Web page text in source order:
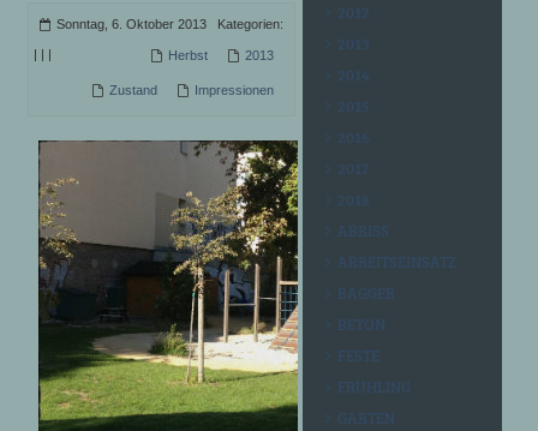
Sonntag, 6. Oktober 2013 Kategorien:
2013
Herbst
Impressionen
Zustand
2012
2013
2014
2015
2016
2017
2018
ABRISS
ARBEITSEINSATZ
BAGGER
BETON
FESTE
FRÜHLING
GARTEN